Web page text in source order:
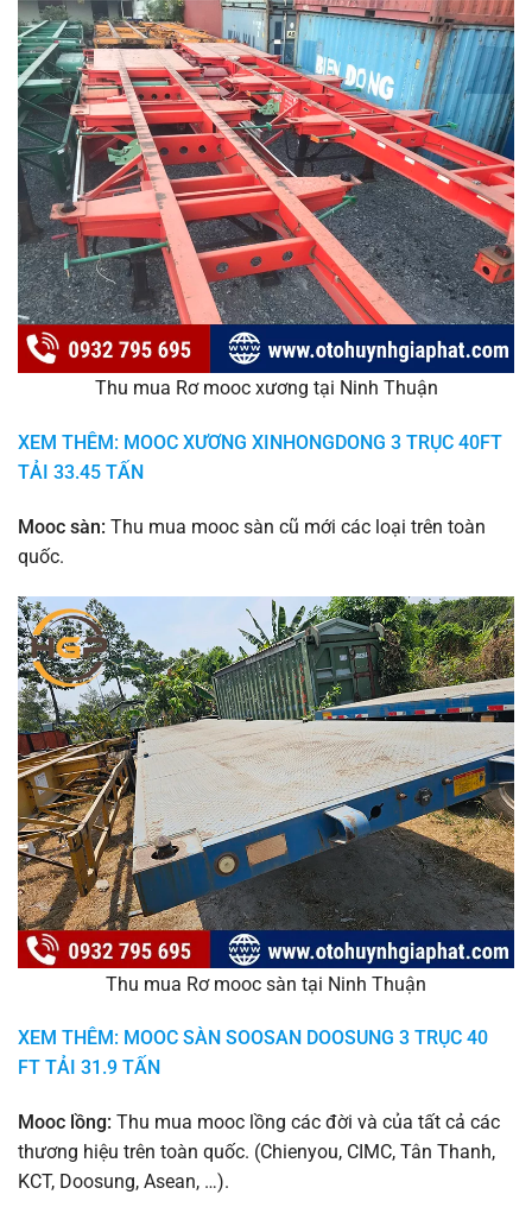
Thu mua Rơ mooc xương tại Ninh Thuận
XEM THÊM: MOOC XƯƠNG XINHONGDONG 3 TRỤC 40FT
TẢI 33.45 TẤN
Mooc sàn: Thu mua mooc sàn cũ mới các loại trên toàn
quốc.
Thu mua Rơ mooc sàn tại Ninh Thuận
XEM THÊM: MOOC SÀN SOOSAN DOOSUNG 3 TRỤC 40
FT TẢI 31.9 TẤN
Mooc lồng: Thu mua mooc lồng các đời và của tất cả các
thương hiệu trên toàn quốc. (Chienyou, CIMC, Tân Thanh,
KCT, Doosung, Asean, …).